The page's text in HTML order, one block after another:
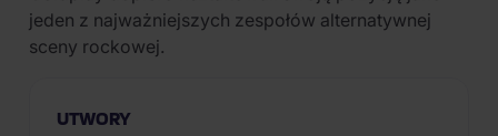
jeden z najważniejszych zespołów alternatywnej
sceny rockowej.
UTWORY